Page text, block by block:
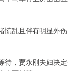
乱且伴有明显外
，贾永刚夫妇决